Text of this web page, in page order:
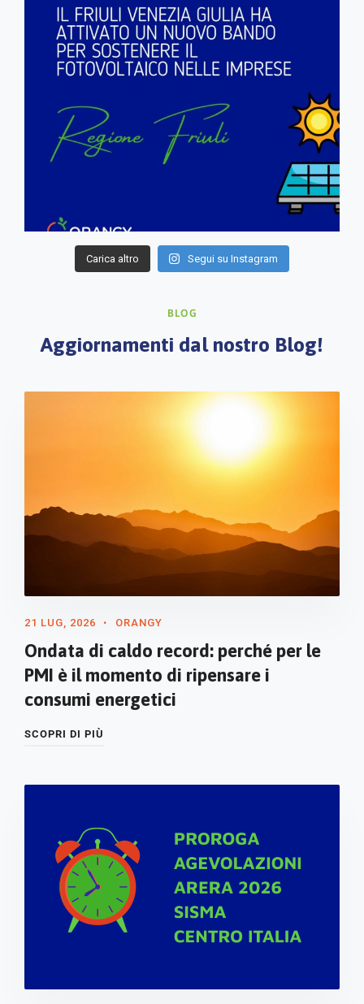
Carica altro Segui su Instagram
BLOG
Aggiornamenti dal nostro Blog!
21 LUG, 2026 ORANGY
Ondata di caldo record: perché per le
PMI è il momento di ripensare i
consumi energetici
SCOPRI DI PIÙ